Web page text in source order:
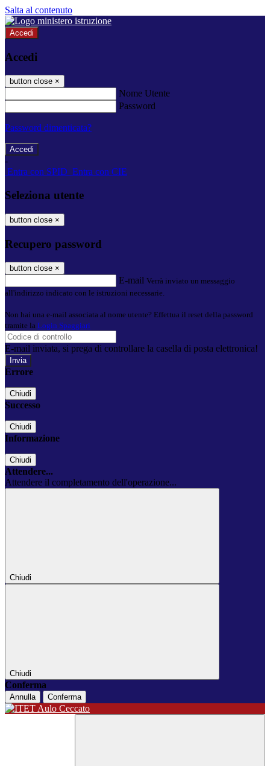
Salta al contenuto
Accedi
Accedi
button close ×
Nome Utente
Password
Password dimenticata?
-
Entra con SPID Entra con CIE
Seleziona utente
button close ×
Recupero password
button close ×
E-mail Verrà inviato un messaggio
all'indirizzo indicato con le istruzioni necessarie.
Non hai una e-mail associata al nome utente? Effettua il reset della password
tramite la Login Spaggiari
E-mail inviata, si prega di controllare la casella di posta elettronica!
Errore
Chiudi
Successo
Chiudi
Informazione
Chiudi
Attendere...
Attendere il completamento dell'operazione...
Chiudi
Chiudi
Conferma
Annulla Conferma